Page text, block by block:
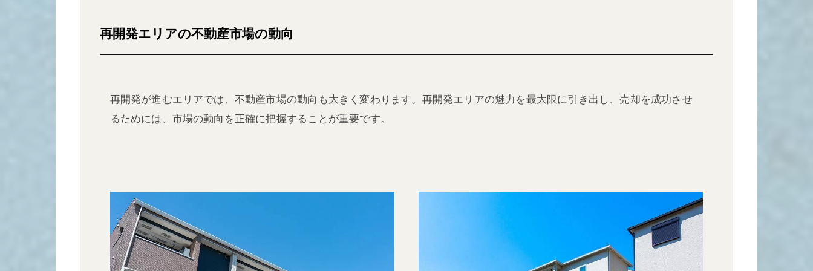
再開発エリアの不動産市場の動向
再開発が進むエリアでは、不動産市場の動向も大きく変わります。再開発エリアの魅力を最大限に引き出し、売却を成功させ
るためには、市場の動向を正確に把握することが重要です。